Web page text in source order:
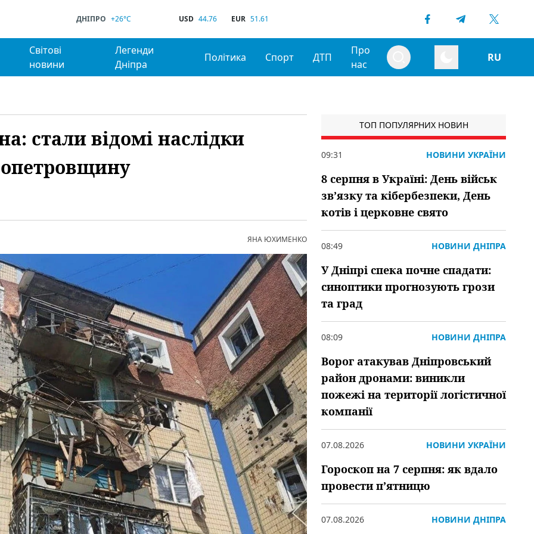
ДНІПРО +26°C USD 44.76 EUR 51.61
Світові
новини
Легенди
Дніпра
Політика Спорт ДТП
Про
нас
RU
стали відомі наслідки
ЯНА ЮХИМЕНКО
ТОП ПОПУЛЯРНИХ НОВИН
09:31 НОВИНИ УКРАЇНИ
8 серпня в Україні: День військ
зв’язку та кібербезпеки, День
котів і церковне свято
08:49 НОВИНИ ДНІПРА
У Дніпрі спека почне спадати:
синоптики прогнозують грози
та град
08:09 НОВИНИ ДНІПРА
Ворог атакував Дніпровський
район дронами: виникли
пожежі на території логістичної
компанії
07.08.2026 НОВИНИ УКРАЇНИ
Гороскоп на 7 серпня: як вдало
провести пʼятницю
07.08.2026 НОВИНИ ДНІПРА